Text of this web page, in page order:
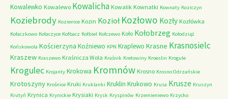
Kowalewko Kowalewo Kowalicha Kowalik Kownatki Kownaty Koziczyn
Koziebrody Kozienice Kozin Kozioł Kozłowo Kozły Kozłówka
Kołaczkowo Kołaczyce Kołbacz Kołbiel Kołczewo Koło Kołobrzeg Kołodziąż
Końskowola Kościerzyna Koźniewo KPN Kraplewo Krasne Krasnosielc
Kraszew Kraszewo Kraśnicza Wola Kraśnik Kretowiny Kroeslin Krogule
Krogulec Krojanty Krokowa Kromnów Krosno Krosno Odrzańskie
Krotoszyny Krośnice Kruki Kruklanki Kruklin Krukowo Krusa Krusze Kruszyn
Krutyń Krynica Krynickie Krysiaki Krysk Kryspinów Krzemieniewo Krzycko